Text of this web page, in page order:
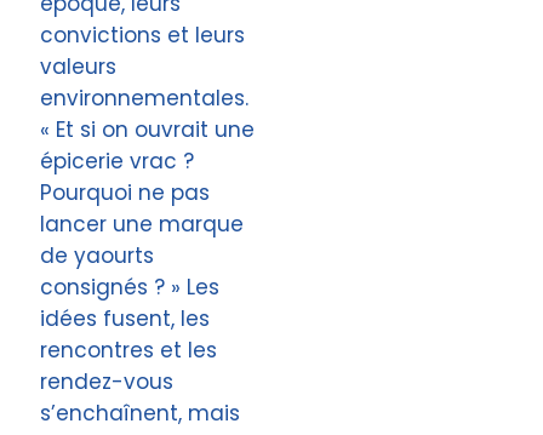
convictions et leurs
valeurs
environnementales.
« Et si on ouvrait une
épicerie vrac ?
Pourquoi ne pas
lancer une marque
de yaourts
consignés ? » Les
idées fusent, les
rencontres et les
rendez-vous
s’enchaînent, mais